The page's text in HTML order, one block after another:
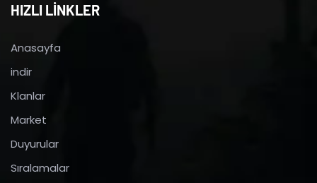
HIZLI LİNKLER
Anasayfa
indir
Klanlar
Market
Duyurular
Sıralamalar